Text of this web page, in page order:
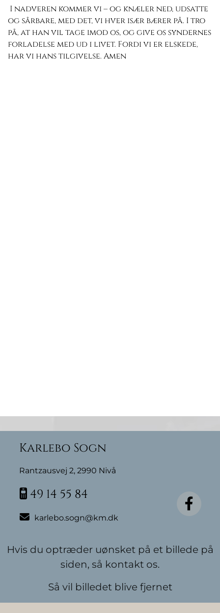
I nadveren kommer vi – og knæler ned, udsatte
og sårbare, med det, vi hver især bærer på. I tro
på, at han vil tage imod os, og give os syndernes
forladelse med ud i livet. Fordi vi er elskede,
har vi hans tilgivelse. Amen
Karlebo Sogn
Rantzausvej 2, 2990 Nivå
 49 14 55 84
 karlebo.sogn@km.dk
Hvis du optræder uønsket på et billede på
siden, så kontakt os.
Så vil billedet blive fjernet